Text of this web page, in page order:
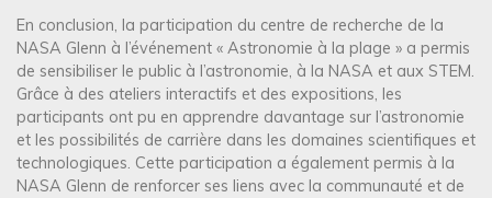
En conclusion, la participation du centre de recherche de la
NASA Glenn à l’événement « Astronomie à la plage » a permis
de sensibiliser le public à l’astronomie, à la NASA et aux STEM.
Grâce à des ateliers interactifs et des expositions, les
participants ont pu en apprendre davantage sur l’astronomie
et les possibilités de carrière dans les domaines scientifiques et
technologiques. Cette participation a également permis à la
NASA Glenn de renforcer ses liens avec la communauté et de